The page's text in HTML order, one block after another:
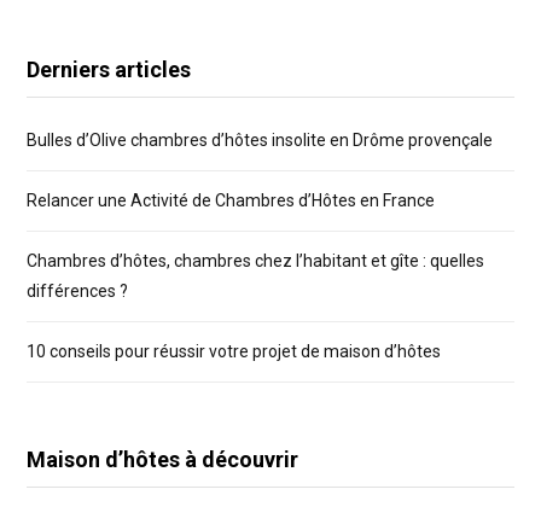
Derniers articles
Bulles d’Olive chambres d’hôtes insolite en Drôme provençale
Relancer une Activité de Chambres d’Hôtes en France
Chambres d’hôtes, chambres chez l’habitant et gîte : quelles
différences ?
10 conseils pour réussir votre projet de maison d’hôtes
Maison d’hôtes à découvrir